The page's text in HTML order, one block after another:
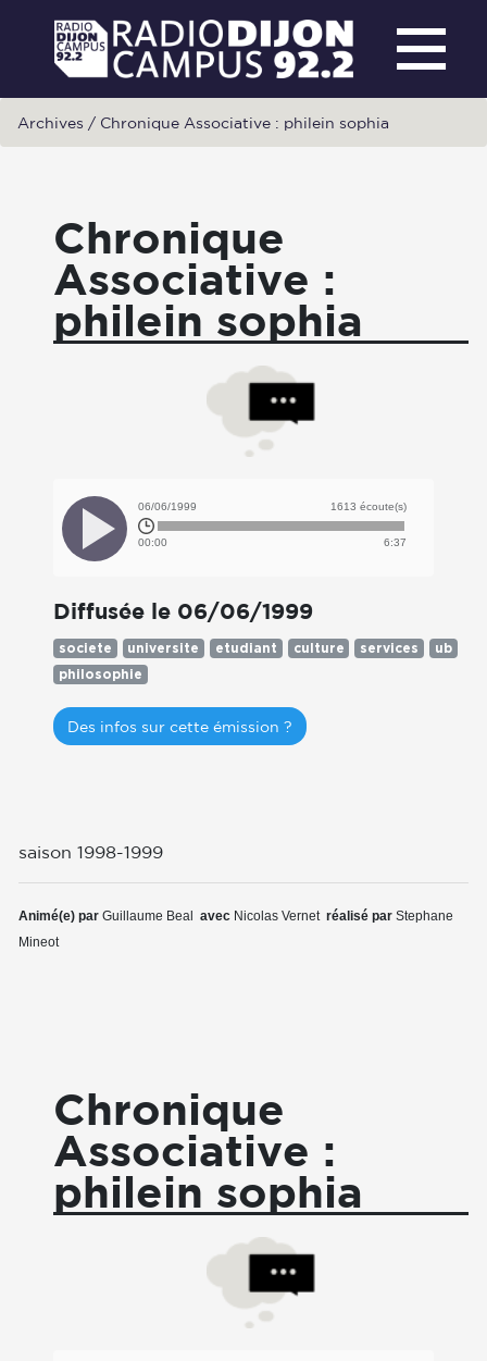
Archives / Chronique Associative : philein sophia
Chronique
Associative :
philein sophia
06/06/1999 1613 écoute(s)
00:00 6:37
Diffusée le 06/06/1999
societe universite etudiant culture services
ub
philosophie
Des infos sur cette émission ?
saison 1998-1999
Animé(e) par Guillaume Beal avec Nicolas Vernet réalisé par Stephane
Mineot
Chronique
Associative :
philein sophia